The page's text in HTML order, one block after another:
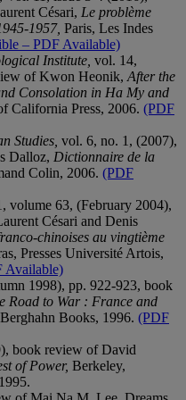
Césari, Le problème
1957, Paris, Les Indes
– PDF Available)
Institute, vol. 14,
of Kwon Heonik, After the
Consolation in Ha My and
California Press, 2006. (PDF
Studies, vol. 6, no. 1, (2007),
Dalloz, Dictionnaire de la
Colin, 2006. (PDF
volume 63, (February 2004),
Césari and Denis
chinoises au vingtième
Presses Université Artois,
Available)
1998), pp. 922-923, book
Road to War : France and
Books, 1996. (PDF
book review of David
of Power, Berkeley,